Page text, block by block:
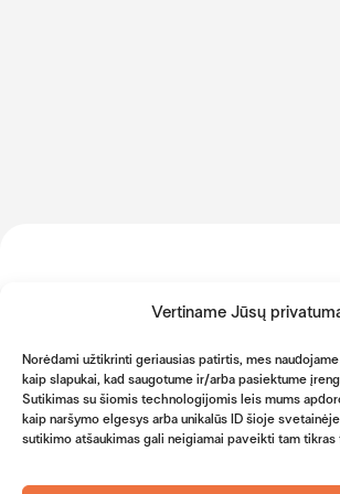
Vertiname Jūsų
Norėdami užtikrinti geriausias patirtis, mes
kaip slapukai, kad saugotume ir/arba pasiektume
Sutikimas su šiomis technologijomis leis mums
kaip naršymo elgesys arba unikalūs ID šioje
sutikimo atšaukimas gali neigiamai paveikti tam
progamėlės
naudotoju
Atsisiųskite
mobiliąją progamėlę
Logo
Icon
Icon